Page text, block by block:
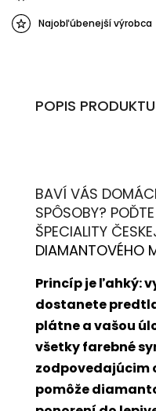
Najobľúbenejší výrobca
POPIS PRODUKTU
BAVÍ VÁS
SPÔSOBY?
ŠPECIALITY
DIAMANTOVÉHO
Princíp je ľahký:
dostanete
plátne a vašou
všetky farebné
zodpovedajúcim
pomôže